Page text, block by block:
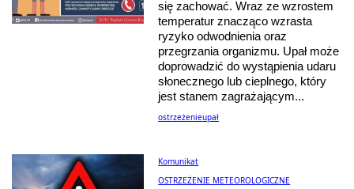
się zachować. Wraz ze wzrostem
temperatur znacząco wzrasta
ryzyko odwodnienia oraz
przegrzania organizmu. Upał może
doprowadzić do wystąpienia udaru
słonecznego lub cieplnego, który
jest stanem zagrażającym...
ostrzeżenieupał
Komunikat
OSTRZEŻENIE METEOROLOGICZNE